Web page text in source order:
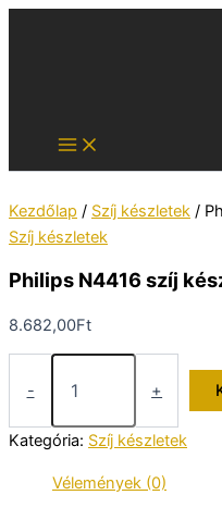
Kezdőlap / Szíj készletek /
Szíj készletek
Philips N4416 szíj
8.682,00Ft
-
Philips
készlet
mennyiség
+
Kategória: Szíj készletek
Vélemények (0)